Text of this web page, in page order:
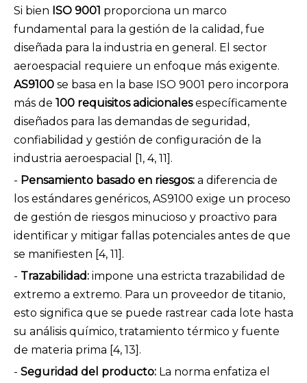
Si bien ISO 9001 proporciona un marco
fundamental para la gestión de la calidad, fue
diseñada para la industria en general. El sector
aeroespacial requiere un enfoque más exigente.
AS9100 se basa en la base ISO 9001 pero incorpora
más de 100 requisitos adicionalesespecíficamente
diseñados para las demandas de seguridad,
confiabilidad y gestión de configuración de la
industria aeroespacial [1, 4, 11].
- Pensamiento basado en riesgos: a diferencia de
los estándares genéricos, AS9100 exige un proceso
de gestión de riesgos minucioso y proactivo para
identificar y mitigar fallas potenciales antes de que
se manifiesten [4, 11].
- Trazabilidad: impone una estricta trazabilidad de
extremo a extremo. Para un proveedor de titanio,
esto significa que se puede rastrear cada lote hasta
su análisis químico, tratamiento térmico y fuente
de materia prima [4, 13].
- Seguridad del producto: La norma enfatiza el